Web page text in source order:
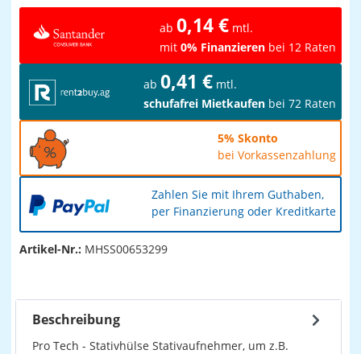
ab 0,14 € mtl.
mit 0% Finanzieren bei 12 Raten
ab 0,41 € mtl.
schufafrei Mietkaufen bei 72 Raten
5% Skonto
bei Vorkassenzahlung
Zahlen Sie mit Ihrem Guthaben,
per Finanzierung oder Kreditkarte
Artikel-Nr.: MHSS00653299
Beschreibung
Pro Tech - Stativhülse Stativaufnehmer, um z.B.